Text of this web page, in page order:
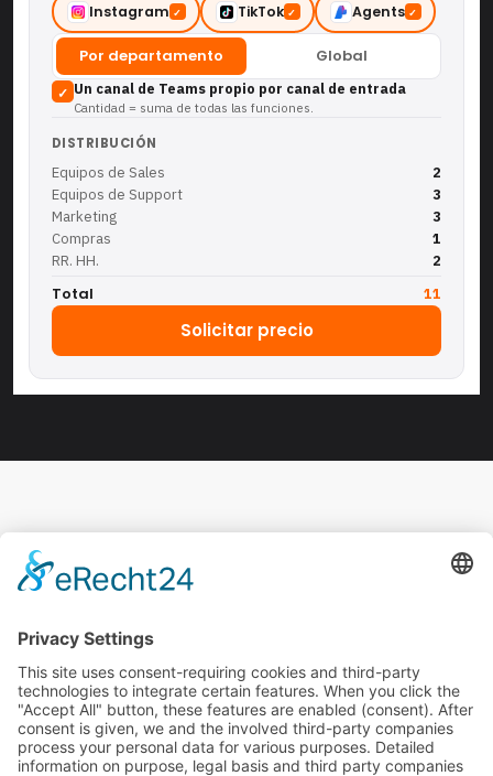
Instagram ✓ TikTok ✓ Agents ✓
Por departamento Global
✓ Un canal de Teams propio por canal de entrada
Cantidad = suma de todas las funciones.
DISTRIBUCIÓN
Equipos de Sales
2
Equipos de Support
3
Marketing
3
Compras
1
RR. HH.
2
Total 11
Solicitar precio